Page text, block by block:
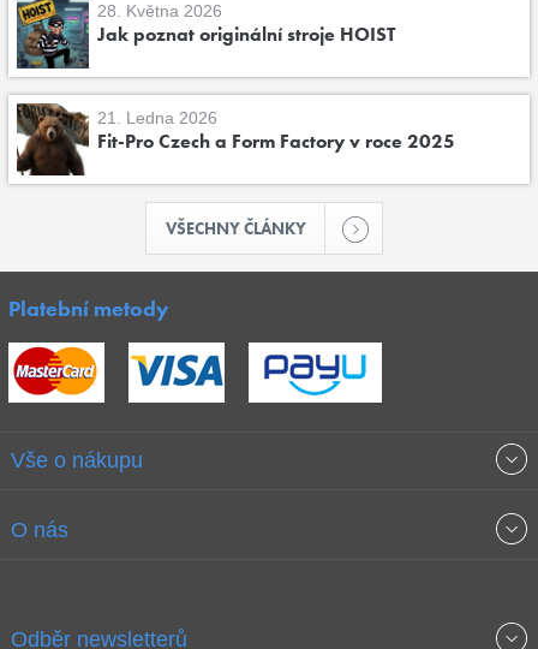
28. Května 2026
Jak poznat originální stroje HOIST
21. Ledna 2026
Fit-Pro Czech a Form Factory v roce 2025
VŠECHNY ČLÁNKY
Platební metody
Vše o nákupu
Obchodní podmínky
O nás
Odběr newsletterů